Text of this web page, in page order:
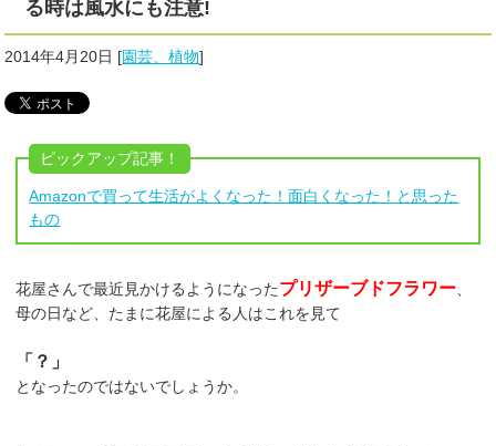
る時は風水にも注意!
2014年4月20日 [園芸、植物]
ピックアップ記事！
Amazonで買って生活がよくなった！面白くなった！と思った
もの
花屋さんで最近見かけるようになったプリザーブドフラワー
母の日など、たまに花屋による人はこれを見て
「？」
となったのではないでしょうか。